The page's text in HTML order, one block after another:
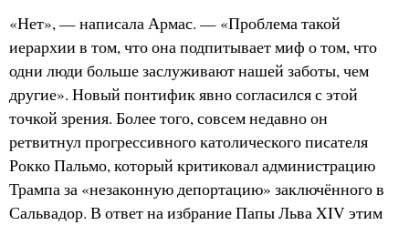
«Нет», — написала Армас. — «Проблема такой
иерархии в том, что она подпитывает миф о том, что
одни люди больше заслуживают нашей заботы, чем
другие». Новый понтифик явно согласился с этой
точкой зрения. Более того, совсем недавно он
ретвитнул прогрессивного католического писателя
Рокко Пальмо, который критиковал администрацию
Трампа за «незаконную депортацию» заключённого в
Сальвадор. В ответ на избрание Папы Льва XIV этим